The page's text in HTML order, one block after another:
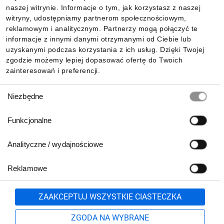
naszej witrynie. Informacje o tym, jak korzystasz z naszej
witryny, udostępniamy partnerom społecznościowym,
reklamowym i analitycznym. Partnerzy mogą połączyć te
informacje z innymi danymi otrzymanymi od Ciebie lub
uzyskanymi podczas korzystania z ich usług. Dzięki Twojej
zgodzie możemy lepiej dopasować ofertę do Twoich
zainteresowań i preferencji.
zgody
Niezbędne
Funkcjonalne
Analityczne / wydajnościowe
Reklamowe
ZAAKCEPTUJ WSZYSTKIE CIASTECZKA
ZGODA NA WYBRANE
Pobierz naszą aplikację mobilną:
801 500 700 lub
71 37 61 600
Formularz kontaktowy